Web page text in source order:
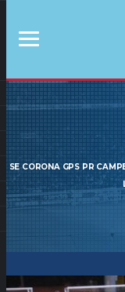
SE CORONA GPS PR